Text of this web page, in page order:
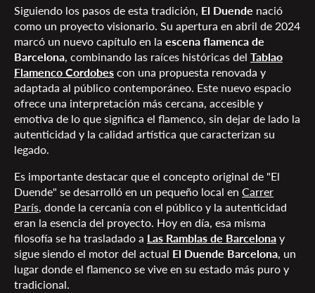
Siguiendo los pasos de esta tradición, El Duende nació
como un proyecto visionario. Su apertura en abril de 2024
marcó un nuevo capítulo en la escena flamenca de
Barcelona, combinando las raíces históricas del Tablao
Flamenco Cordobescon una propuesta renovada y
adaptada al público contemporáneo. Este nuevo espacio
ofrece una interpretación más cercana, accesible y
emotiva de lo que significa el flamenco, sin dejar de lado la
autenticidad y la calidad artística que caracterizan su
legado.
Es importante destacar que el concepto original de "El
Duende" se desarrolló en un pequeño local en Carrer
París, donde la cercanía con el público y la autenticidad
eran la esencia del proyecto. Hoy en día, esa misma
filosofía se ha trasladado a Las Ramblas de Barcelonay
sigue siendo el motor del actual El Duende Barcelona, un
lugar donde el flamenco se vive en su estado más puro y
tradicional.